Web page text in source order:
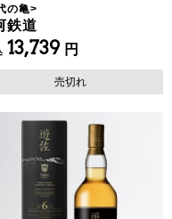
の亀>
鉄道
13,739 円
売切れ